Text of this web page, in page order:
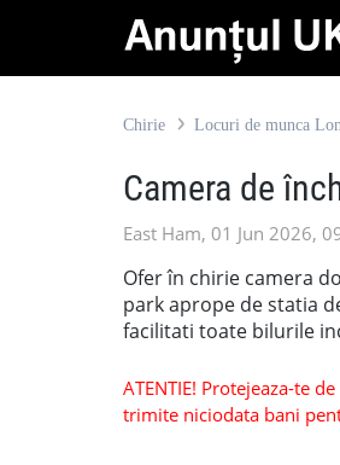
Chirie Locuri de munca
Camera de
East Ham, 01 Jun 2026,
Ofer în chirie camera
park aprope de statia
facilitati toate bilurile
ATENTIE! Protejeaza-te
trimite niciodata bani